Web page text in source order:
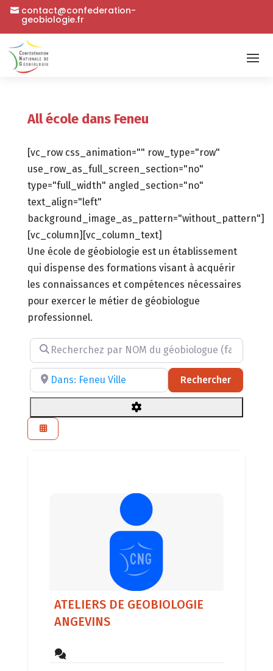
contact@confederation-
geobiologie.fr
All école dans Feneu
[vc_row css_animation="" row_type="row"
use_row_as_full_screen_section="no"
type="full_width" angled_section="no"
text_align="left"
background_image_as_pattern="without_pattern"]
[vc_column][vc_column_text]
Une école de géobiologie est un établissement
qui dispense des formations visant à acquérir
les connaissances et compétences nécessaires
pour exercer le métier de géobiologue
professionnel.
Recherchez par NOM du géobiologue (facultatif)
Recherchez par RÉGION, DÉPARTEMENT ou VILLE
Rechercher
ATELIERS DE GEOBIOLOGIE
ANGEVINS